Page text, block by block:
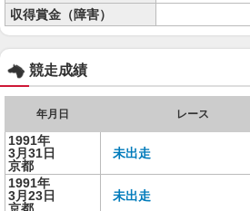
収得賞金（障害）
競走成績
年月日 レース
1991年
3月31日
京都
未出走
1991年
3月23日
未出走